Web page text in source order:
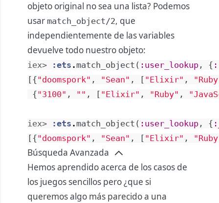
objeto original no sea una lista? Podemos
usar match_object/2, que
independientemente de las variables
devuelve todo nuestro objeto:
iex> :ets . match_object ( :user_lookup , {
[{"doomspork" , "Sean" , [ "Elixir" ,
{"3100" , "" , [ "Elixir" , "Ruby" ,
iex> :ets . match_object ( :user_lookup , {
[{"doomspork" , "Sean" , [ "Elixir" ,
Búsqueda Avanzada
Hemos aprendido acerca de los casos de
los juegos sencillos pero ¿que si
queremos algo más parecido a una